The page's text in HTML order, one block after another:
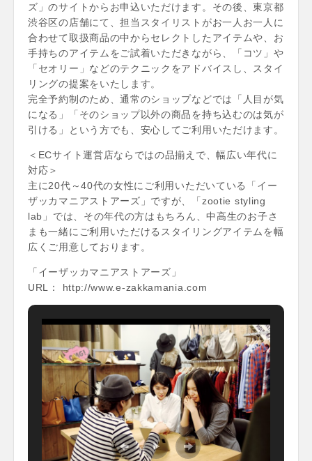
ズ」のサイトからお申込いただけます。その後、東京都
渋谷区の店舗にて、担当スタイリストがお一人お一人に
合わせて取扱商品の中からセレクトしたアイテムや、お
手持ちのアイテムをご試着いただきながら、「コツ」や
「セオリー」などのテクニックをアドバイスし、スタイ
リングの提案をいたします。
完全予約制のため、通常のショップなどでは「人目が気
になる」「そのショップ以外の商品を持ち込むのは気が
引ける」という方でも、安心してご利用いただけます。
＜ECサイト運営店ならではの品揃えで、幅広い年代に
対応＞
主に20代～40代の女性にご利用いただいている「イー
ザッカマニアストアーズ」ですが、「zootie styling
lab」では、その年代の方はもちろん、中高生のお子さ
まも一緒にご利用いただけるスタイリングアイテムを幅
広くご用意しております。
「イーザッカマニアストアーズ」
URL： http://www.e-zakkamania.com